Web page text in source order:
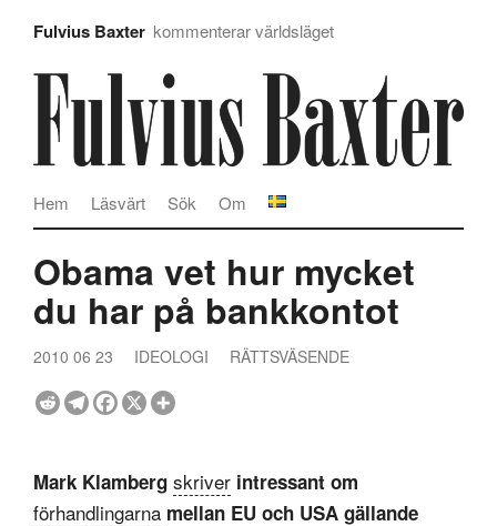
Fulvius Baxter kommenterar världsläget
Om
Sök
Läsvärt
Hem
Obama vet hur mycket
du har på bankkontot
2010 06 23 IDEOLOGI RÄTTSVÄSENDE
Mark Klamberg skriver intressant om
förhandlingarna mellan EU och USA gällande